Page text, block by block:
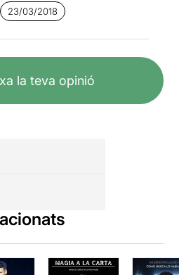
públic.
Els seus espectacles
com la dansa, els malabars i
Per mi anar a veure un
viatjar a un món d’il·lusions i
fantasia. És deixar volar la
23/03/2018
la teva opinió